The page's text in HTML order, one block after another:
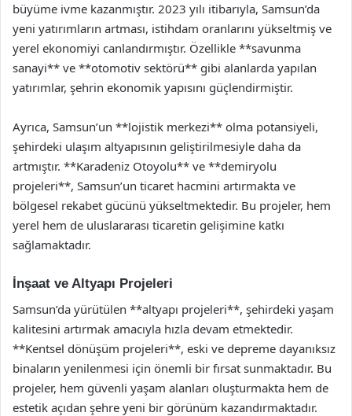
büyüme ivme kazanmıştır. 2023 yılı itibarıyla, Samsun’da
yeni yatırımların artması, istihdam oranlarını yükseltmiş ve
yerel ekonomiyi canlandırmıştır. Özellikle **savunma
sanayi** ve **otomotiv sektörü** gibi alanlarda yapılan
yatırımlar, şehrin ekonomik yapısını güçlendirmiştir.
Ayrıca, Samsun’un **lojistik merkezi** olma potansiyeli,
şehirdeki ulaşım altyapısının geliştirilmesiyle daha da
artmıştır. **Karadeniz Otoyolu** ve **demiryolu
projeleri**, Samsun’un ticaret hacmini artırmakta ve
bölgesel rekabet gücünü yükseltmektedir. Bu projeler, hem
yerel hem de uluslararası ticaretin gelişimine katkı
sağlamaktadır.
İnşaat ve Altyapı Projeleri
Samsun’da yürütülen **altyapı projeleri**, şehirdeki yaşam
kalitesini artırmak amacıyla hızla devam etmektedir.
**Kentsel dönüşüm projeleri**, eski ve depreme dayanıksız
binaların yenilenmesi için önemli bir fırsat sunmaktadır. Bu
projeler, hem güvenli yaşam alanları oluşturmakta hem de
estetik açıdan şehre yeni bir görünüm kazandırmaktadır.